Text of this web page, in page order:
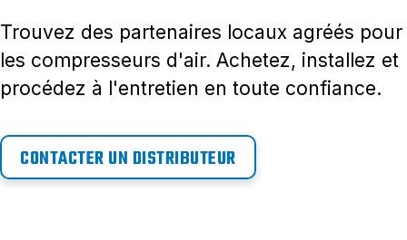
Trouvez des partenaires locaux agréés pour
les compresseurs d'air. Achetez, installez et
procédez à l'entretien en toute confiance.
CONTACTER UN DISTRIBUTEUR